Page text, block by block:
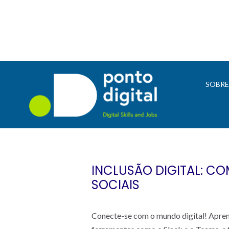
SOBRE
INCLUSÃO DIGITAL:
SOCIAIS
Conecte-se com o mundo digital!